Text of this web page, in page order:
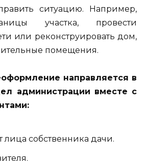
ситуацию. Например,
участка, провести
или реконструировать дом,
помещения.
направляется в
администрации вместе с
лица собственника дачи.